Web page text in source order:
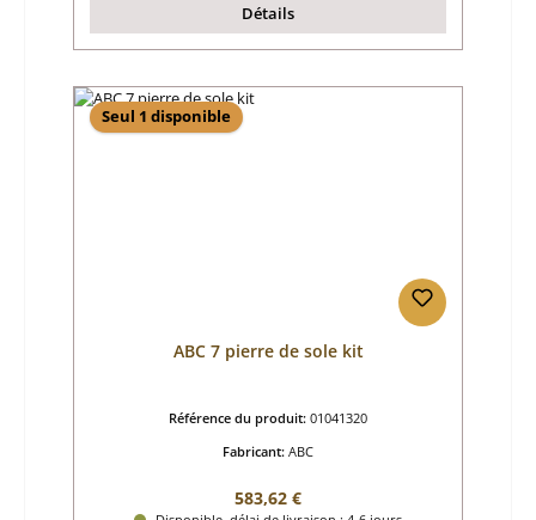
Détails
Seul 1 disponible
ABC 7 pierre de sole kit
Référence du produit: 01041320
Fabricant: ABC
Prix régulier :
583,62 €